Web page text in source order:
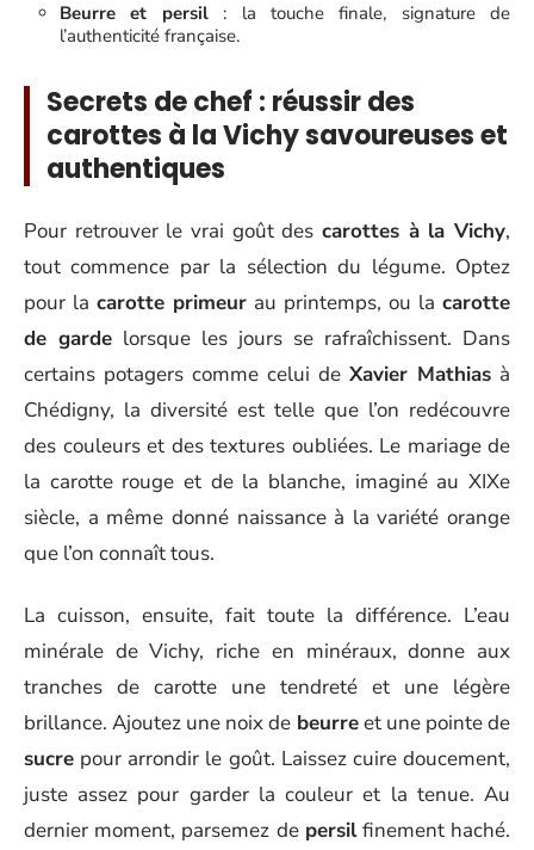
Beurre et persil: la touche finale, signature de
l’authenticité française.
Secrets de chef : réussir des
carottes à la Vichy savoureuses et
authentiques
Pour retrouver le vrai goût des carottes à la Vichy,
tout commence par la sélection du légume. Optez
pour la carotte primeur au printemps, ou la carotte
de garde lorsque les jours se rafraîchissent. Dans
certains potagers comme celui de Xavier Mathias à
Chédigny, la diversité est telle que l’on redécouvre
des couleurs et des textures oubliées. Le mariage de
la carotte rouge et de la blanche, imaginé au XIXe
siècle, a même donné naissance à la variété orange
que l’on connaît tous.
La cuisson, ensuite, fait toute la différence. L’eau
minérale de Vichy, riche en minéraux, donne aux
tranches de carotte une tendreté et une légère
brillance. Ajoutez une noix de beurreet une pointe de
sucre pour arrondir le goût. Laissez cuire doucement,
juste assez pour garder la couleur et la tenue. Au
dernier moment, parsemez de persilfinement haché.